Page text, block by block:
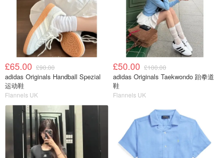
£65.00 £90.00
adidas Originals Handball Spezial
运动鞋
Flannels UK
£50.00 £100.00
adidas Originals Taekwondo 跆拳道
鞋
Flannels UK